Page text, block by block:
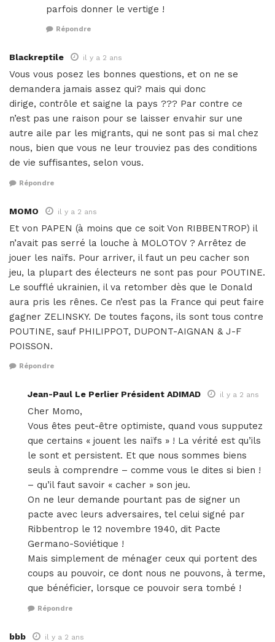
parfois donner le vertige !
Répondre
Blackreptile il y a 2 ans
Vous vous posez les bonnes questions, et on ne se
demandera jamais assez qui? mais qui donc
dirige, contrôle et saigne la pays ??? Par contre ce
n’est pas une raison pour se laisser envahir sur une
autre aile par les migrants, qui ne sont pas si mal chez
nous, bien que vous ne leur trouviez pas des conditions
de vie suffisantes, selon vous.
Répondre
MOMO il y a 2 ans
Et von PAPEN (à moins que ce soit Von RIBBENTROP) il
n’avait pas serré la louche à MOLOTOV ? Arrêtez de
jouer les naïfs. Pour arriver, il faut un peu cacher son
jeu, la plupart des électeurs ne sont pas pour POUTINE.
Le soufflé ukrainien, il va retomber dès que le Donald
aura pris les rênes. Ce n’est pas la France qui peut faire
gagner ZELINSKY. De toutes façons, ils sont tous contre
POUTINE, sauf PHILIPPOT, DUPONT-AIGNAN & J-F
POISSON.
Répondre
Jean-Paul Le Perlier Président ADIMAD il y a 2 ans
Cher Momo,
Vous êtes peut-être optimiste, quand vous supputez
que certains « jouent les naïfs » ! La vérité est qu’ils
le sont et persistent. Et que nous sommes biens
seuls à comprendre – comme vous le dites si bien !
– qu’il faut savoir « cacher » son jeu.
On ne leur demande pourtant pas de signer un
pacte avec leurs adversaires, tel celui signé par
Ribbentrop le 12 novembre 1940, dit Pacte
Germano-Soviétique !
Mais simplement de ménager ceux qui portent des
coups au pouvoir, ce dont nous ne pouvons, à terme,
que bénéficier, lorsque ce pouvoir sera tombé !
Répondre
bbb il y a 2 ans